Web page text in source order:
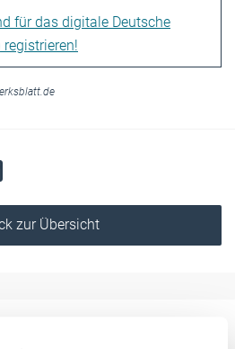
für das digitale Deutsche
zur Übersicht